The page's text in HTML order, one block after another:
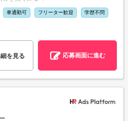
車通勤可 フリーター歓迎 学歴不問
を見る 応募画面に進む